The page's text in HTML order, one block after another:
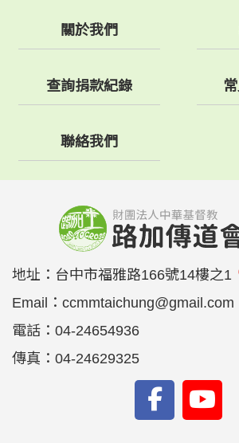
關於我們
查詢捐款紀錄
聯絡我們
地址： 台中市福雅路166號14樓之1
Email： ccmmtaichung@gmail.com
電話： 04-24654936
傳真： 04-24629325